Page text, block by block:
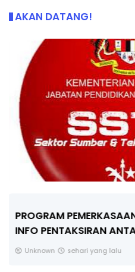
AKAN DATANG!
🔴 [LIVE] FIZIK TING 5
SEMICONDUCTOR